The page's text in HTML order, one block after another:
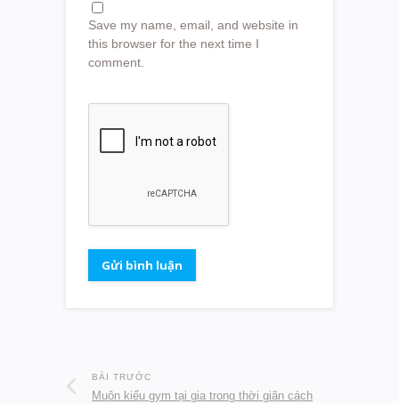
Save my name, email, and website in
this browser for the next time I
comment.
BÀI TRƯỚC
Muôn kiểu gym tại gia trong thời giãn cách